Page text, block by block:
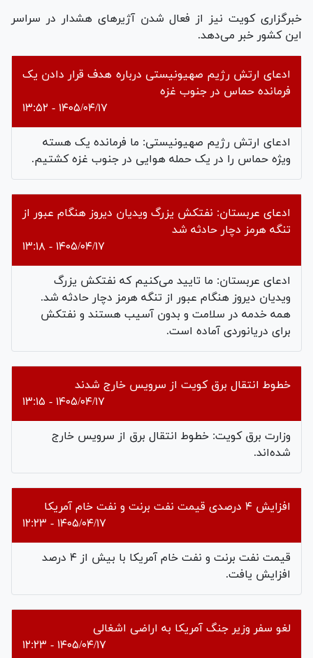
خبرگزاری کویت نیز از فعال شدن آژیر‌های هشدار در سراسر
این کشور خبر می‌دهد.
ادعای ارتش رژیم صهیونیستی درباره هدف قرار دادن یک
فرمانده حماس در جنوب غزه
۱۴۰۵/۰۴/۱۷ - ۱۳:۵۲
ادعای ارتش رژیم صهیونیستی: ما فرمانده یک هسته
ویژه حماس را در یک حمله هوایی در جنوب غزه کشتیم.
ادعای عربستان: نفتکش یزرگ ویدیان دیروز هنگام عبور از
تنگه هرمز دچار حادثه شد
۱۴۰۵/۰۴/۱۷ - ۱۳:۱۸
ادعای عربستان: ما تایید می‌کنیم که نفتکش یزرگ
ویدیان دیروز هنگام عبور از تنگه هرمز دچار حادثه شد.
همه خدمه در سلامت و بدون آسیب هستند و نفتکش
برای دریانوردی آماده است.
خطوط انتقال برق کویت از سرویس خارج شدند
۱۴۰۵/۰۴/۱۷ - ۱۳:۱۵
وزارت برق کویت: خطوط انتقال برق از سرویس خارج
شده‌اند.
افزایش ۴ درصدی قیمت نفت برنت و نفت خام آمریکا
۱۴۰۵/۰۴/۱۷ - ۱۲:۲۳
قیمت نفت برنت و نفت خام آمریکا با بیش از ۴ درصد
افزایش یافت.
لغو سفر وزیر جنگ آمریکا به اراضی اشغالی
۱۴۰۵/۰۴/۱۷ - ۱۲:۲۳